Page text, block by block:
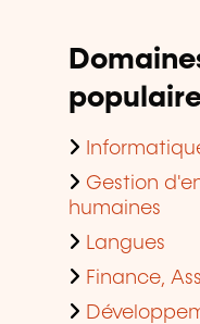
Gestion
humaines
Langues
Finance,